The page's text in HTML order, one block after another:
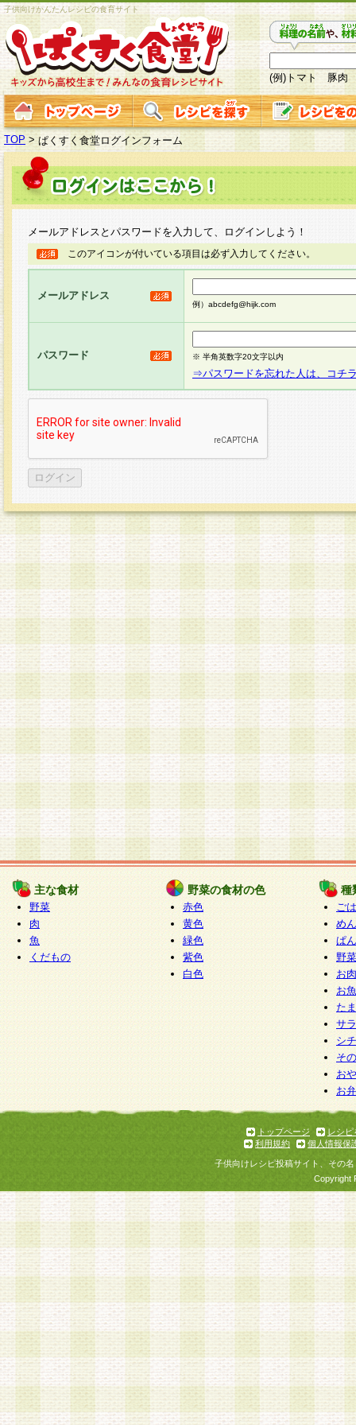
子供向けかんたんレシピの食育サイト
(例)トマト 豚肉
TOP > ぱくすく食堂ログインフォーム
メールアドレスとパスワードを入力して、ログインしよう！
このアイコンが付いている項目は必ず入力してください。
メールアドレス
例）abcdefg@hijk.com
パスワード ※ 半角英数字20文字以内
⇒パスワードを忘れた人は、コチ
主な食材
野菜
肉
魚
くだもの
野菜の食材の色
赤色
黄色
緑色
紫色
白色
種
ご
めん
ぱん
野
お
お
た
サ
シ
そ
お
お
トップページ
レシピ
利用規約
個人情報保
子供向けレシピ投稿サイト、その
Copyright